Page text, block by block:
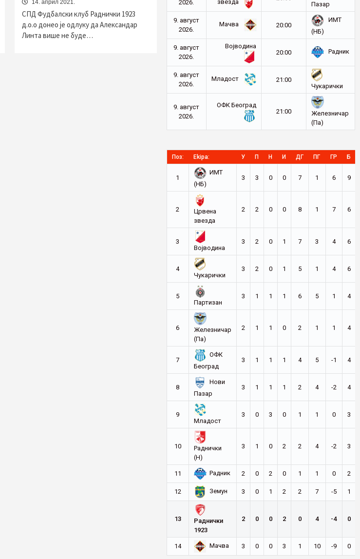
14. април 2021.
СПД Фудбалски клуб Раднички 1923
д.о.о донео је одлуку да Александар
Линта више не буде…
2026.
звезда
Пазар
9. август
2026.
Мачва 20:00
ИМТ
(НБ)
9. август
2026.
Војводина
20:00
Радник
9. август
2026.
Младост
21:00
Чукарички
9. август
2026.
ОФК Београд
21:00
Железничар
(Па)
Поз: Ekipa: У П Н И ДГ ПГ ГР Б
1
ИМТ
(НБ)
3 3 0 0 7 1 6 9
2
Црвена
звезда
2 2 0 0 8 1 7 6
3
Војводина
3 2 0 1 7 3 4 6
4
Чукарички
3 2 0 1 5 1 4 6
5
Партизан
3 1 1 1 6 5 1 4
6
Железничар
(Па)
2 1 1 0 2 1 1 4
7
ОФК
Београд
3 1 1 1 4 5 -1 4
8
Нови
Пазар
3 1 1 1 2 4 -2 4
9
Младост
3 0 3 0 1 1 0 3
10
Раднички
(Н)
3 1 0 2 2 4 -2 3
11 Радник 2 0 2 0 1 1 0 2
12 Земун 3 0 1 2 2 7 -5 1
13
Раднички
1923
2 0 0 2 0 4 -4 0
14 Мачва 3 0 0 3 1 10 -9 0